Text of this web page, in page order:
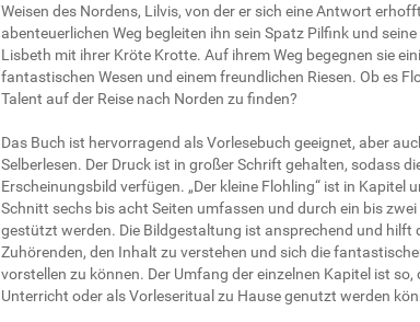
Weisen des Nordens, Lilvis, von der er sich eine Antwort
abenteuerlichen Weg begleiten ihn sein Spatz Pilfink und
Lisbeth mit ihrer Kröte Krotte. Auf ihrem Weg begegnen sie
fantastischen Wesen und einem freundlichen Riesen. Ob es
Talent auf der Reise nach Norden zu finden?
Das Buch ist hervorragend als Vorlesebuch geeignet, aber
Selberlesen. Der Druck ist in großer Schrift gehalten, sodass
Erscheinungsbild verfügen. „Der kleine Flohling“ ist in Kapitel
Schnitt sechs bis acht Seiten umfassen und durch ein bis
gestützt werden. Die Bildgestaltung ist ansprechend und hilft
Zuhörenden, den Inhalt zu verstehen und sich die
vorstellen zu können. Der Umfang der einzelnen Kapitel ist so,
Unterricht oder als Vorleseritual zu Hause genutzt werden